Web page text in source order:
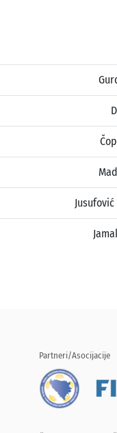
Partneri/Asocijacije